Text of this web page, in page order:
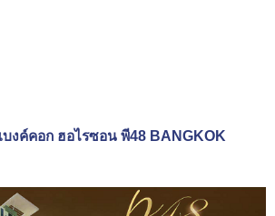
บงค์คอก ฮอไรซอน พี48 BANGKOK